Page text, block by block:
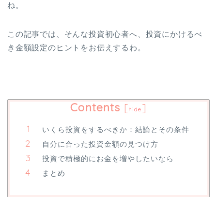
ね。
この記事では、そんな投資初心者へ、投資にかけるべ
き金額設定のヒントをお伝えするわ。
Contents [hide ]
いくら投資をするべきか：結論とその条件
自分に合った投資金額の見つけ方
投資で積極的にお金を増やしたいなら
まとめ